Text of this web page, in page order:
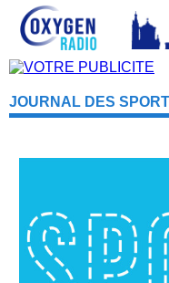
JOURNAL DES